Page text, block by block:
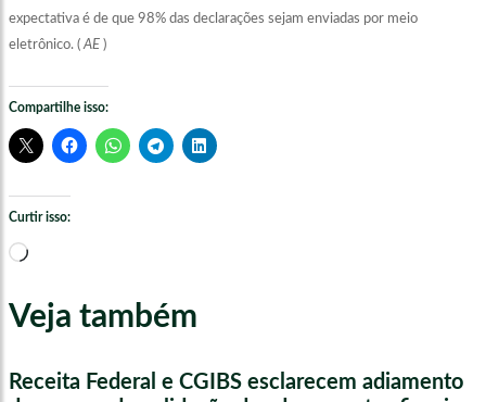
expectativa é de que 98% das declarações sejam enviadas por meio
eletrônico. (AE )
Compartilhe isso:
Curtir isso:
Carregando...
Veja também
Receita Federal e CGIBS esclarecem adiamento